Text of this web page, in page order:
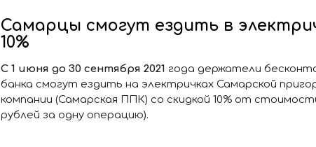
Самарцы смогут ездить в
10%
C 1 июня до 30 сентября 2021 года держатели
банка смогут ездить на электричках Самарской
компании (Самарская ППК) со скидкой 10% от
рублей за одну операцию).